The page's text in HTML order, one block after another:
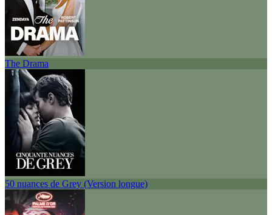
The Drama
50 nuances de Grey (Version longue)